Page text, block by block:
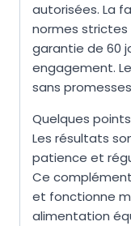
autorisées. La
normes strictes
garantie de 60
engagement.
sans
Quelques
Les résultats
patience et
Ce
et fonctionne
alimentation